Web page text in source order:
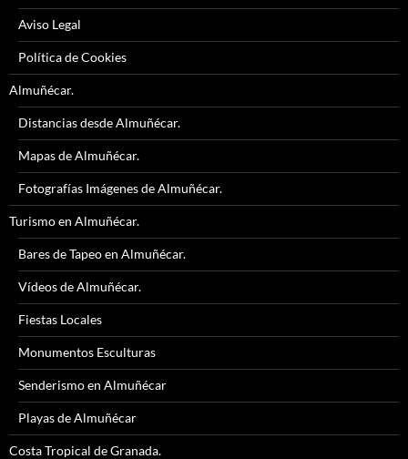
Aviso Legal
Política de Cookies
Almuñécar.
Distancias desde Almuñécar.
Mapas de Almuñécar.
Fotografías Imágenes de Almuñécar.
Turismo en Almuñécar.
Bares de Tapeo en Almuñécar.
Vídeos de Almuñécar.
Fiestas Locales
Monumentos Esculturas
Senderismo en Almuñécar
Playas de Almuñécar
Costa Tropical de Granada.